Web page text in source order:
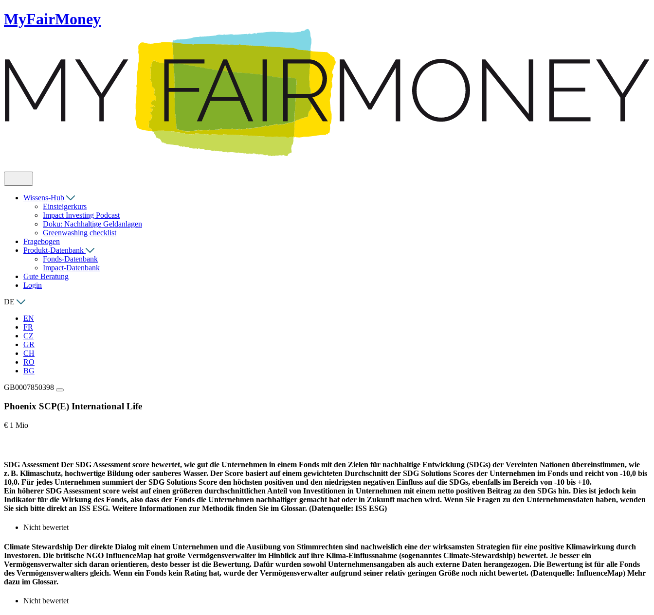
MyFairMoney
Wissens-Hub
Einsteigerkurs
Impact Investing Podcast
Doku: Nachhaltige Geldanlagen
Greenwashing checklist
Fragebogen
Produkt-Datenbank
Fonds-Datenbank
Impact-Datenbank
Gute Beratung
Login
DE
EN
FR
CZ
GR
CH
RO
BG
GB0007850398
Phoenix SCP(E) International Life
€ 1 Mio
SDG Assessment Der SDG Assessment score bewertet, wie gut die Unternehmen in einem Fonds mit den Zielen für nachhaltige Entwicklung (SDGs) der Vereinten Nationen übereinstimmen, wie
z. B. Klimaschutz, hochwertige Bildung oder sauberes Wasser. Der Score basiert auf einem gewichteten Durchschnitt der SDG Solutions Scores der Unternehmen im Fonds und reicht von -10,0 bis
10,0. Für jedes Unternehmen summiert der SDG Solutions Score den höchsten positiven und den niedrigsten negativen Einfluss auf die SDGs, ebenfalls im Bereich von -10 bis +10.
Ein höherer SDG Assessment score weist auf einen größeren durchschnittlichen Anteil von Investitionen in Unternehmen mit einem netto positiven Beitrag zu den SDGs hin. Dies ist jedoch kein
Indikator für die Wirkung des Fonds, also dass der Fonds die Unternehmen nachhaltiger gemacht hat oder in Zukunft machen wird. Wenn Sie Fragen zu den Unternehmensdaten haben, wenden
Sie sich bitte direkt an ISS ESG. Weitere Informationen zur Methodik finden Sie im Glossar. (Datenquelle: ISS ESG)
Nicht bewertet
Climate Stewardship Der direkte Dialog mit einem Unternehmen und die Ausübung von Stimmrechten sind nachweislich eine der wirksamsten Strategien für eine positive Klimawirkung durch
Investoren. Die britische NGO InfluenceMap hat große Vermögensverwalter im Hinblick auf ihre Klima-Einflussnahme (sogenanntes Climate-Stewardship) bewertet. Je besser ein
Vermögensverwalter sich daran orientieren, desto besser ist die Bewertung. Dafür wurden sowohl Unternehmensangaben als auch externe Daten herangezogen. Die Bewertung ist für alle Fonds
des Vermögensverwalters gleich. Wenn ein Fonds kein Rating hat, wurde der Vermögensverwalter aufgrund seiner relativ geringen Größe noch nicht bewertet. (Datenquelle: InfluenceMap) Mehr
dazu im Glossar.
Nicht bewertet